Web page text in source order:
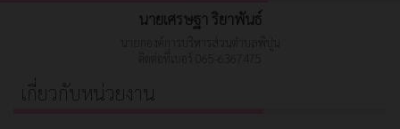
นายเศรษฐา ริยาพันธ์
นายกองค์การบริหารส่วนตำบลพิปูน
ติดต่อที่เบอร์ 065-6367475
เกี่ยวกับหน่วยงาน